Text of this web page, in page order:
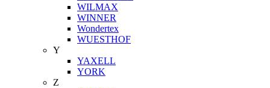
WILMAX
WINNER
Wondertex
WUESTHOF
Y
YAXELL
YORK
Z